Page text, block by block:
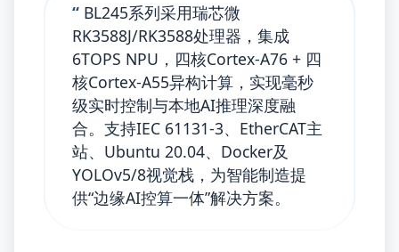
“ BL245系列采用瑞芯微
RK3588J/RK3588处理器，集成
6TOPS NPU，四核Cortex-A76 + 四
核Cortex-A55异构计算，实现毫秒
级实时控制与本地AI推理深度融
合。支持IEC 61131-3、EtherCAT主
站、Ubuntu 20.04、Docker及
YOLOv5/8视觉栈，为智能制造提
供“边缘AI控算一体”解决方案。